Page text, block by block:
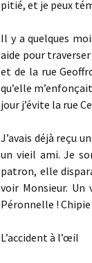
pitié, et je peux
Il y a quelques
aide pour
et de la rue
qu’elle
jour j’évite la rue
J’avais déjà reçu
un vieil ami. Je
patron, elle
voir Monsieur. Un
Péronnelle ! Chipie
L’accident à l’œil